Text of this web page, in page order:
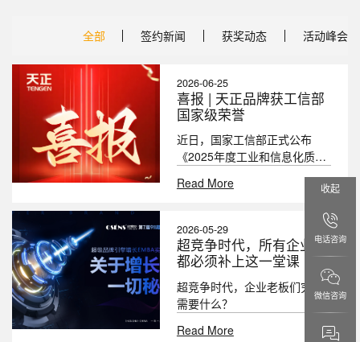
全部 签约新闻 获奖动态 活动峰会
2026-06-25
喜报 | 天正品牌获工信部
国家级荣誉
近日，国家工信部正式公布
《2025年度工业和信息化质量
提升与品牌建设典型案例名
单》，天正电气
赖”为核心的高端电气品牌跃迁
之路》脱颖而出入选国家级榜
单。
Read More
2026-05-29
超竞争时代，所有企业家
都必须补上这一堂课
超竞争时代，企业老板们究竟
需要什么？
Read More
收起
电话咨询
微信咨询